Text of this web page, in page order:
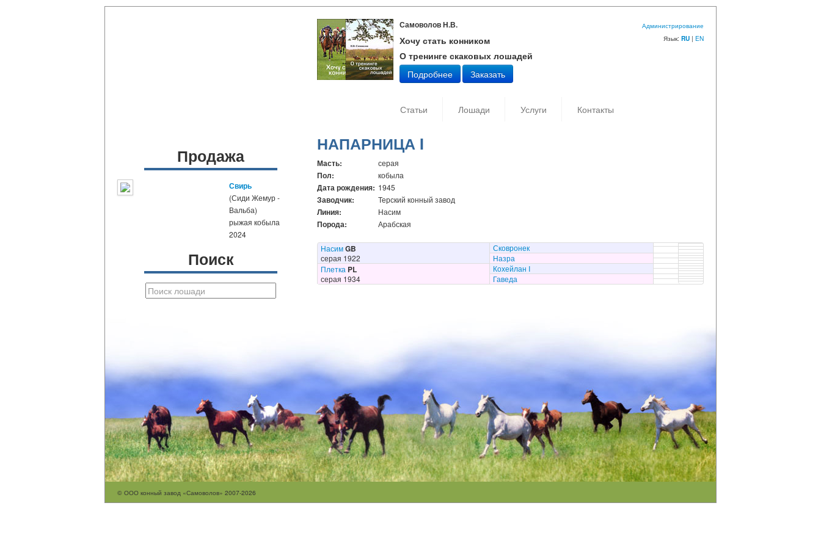
Самоволов Н.В.
Хочу стать конником
О тренинге скаковых лошадей
Подробнее
Заказать
Администрирование
Язык: RU | EN
Статьи Лошади Услуги Контакты
Продажа
Свирь
(Сиди Жемур -
Вальба)
рыжая кобыла
2024
Поиск
НАПАРНИЦА I
Масть: серая
Пол: кобыла
Дата рождения: 1945
Заводчик: Терский конный завод
Линия: Насим
Порода: Арабская
НасимGB
серая 1922
Сковронек
Назра
Плетка PL
серая 1934
Кохейлан I
Гаведа
© ООО конный завод «Самоволов» 2007-2026